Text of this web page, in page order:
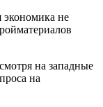
экономика не
на западные
на